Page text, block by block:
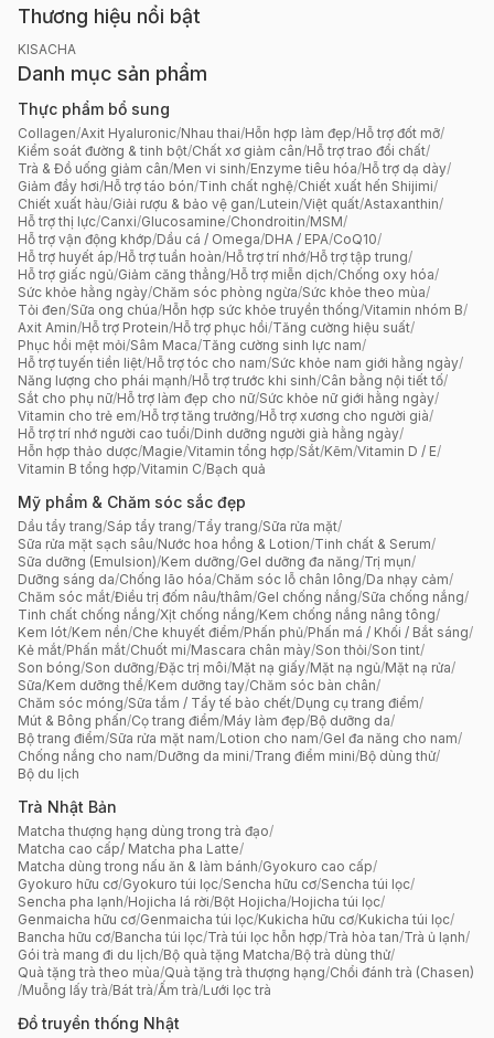
Thương hiệu nổi bật
KISACHA
Danh mục sản phẩm
Thực phẩm bổ sung
Collagen/Axit Hyaluronic/Nhau thai/Hỗn hợp làm đẹp/Hỗ trợ đốt mỡ/
Kiểm soát đường & tinh bột/Chất xơ giảm cân/Hỗ trợ trao đổi chất/
Trà & Đồ uống giảm cân/Men vi sinh/Enzyme tiêu hóa/Hỗ trợ dạ dày/
Giảm đầy hơi/Hỗ trợ táo bón/Tinh chất nghệ/Chiết xuất hến Shijimi/
Chiết xuất hàu/Giải rượu & bảo vệ gan/Lutein/Việt quất/Astaxanthin/
Hỗ trợ thị lực/Canxi/Glucosamine/Chondroitin/MSM/
Hỗ trợ vận động khớp/Dầu cá / Omega/DHA / EPA/CoQ10/
Hỗ trợ huyết áp/Hỗ trợ tuần hoàn/Hỗ trợ trí nhớ/Hỗ trợ tập trung/
Hỗ trợ giấc ngủ/Giảm căng thẳng/Hỗ trợ miễn dịch/Chống oxy hóa/
Sức khỏe hằng ngày/Chăm sóc phòng ngừa/Sức khỏe theo mùa/
Tỏi đen/Sữa ong chúa/Hỗn hợp sức khỏe truyền thống/Vitamin nhóm B/
Axit Amin/Hỗ trợ Protein/Hỗ trợ phục hồi/Tăng cường hiệu suất/
Phục hồi mệt mỏi/Sâm Maca/Tăng cường sinh lực nam/
Hỗ trợ tuyến tiền liệt/Hỗ trợ tóc cho nam/Sức khỏe nam giới hằng ngày/
Năng lượng cho phái mạnh/Hỗ trợ trước khi sinh/Cân bằng nội tiết tố/
Sắt cho phụ nữ/Hỗ trợ làm đẹp cho nữ/Sức khỏe nữ giới hằng ngày/
Vitamin cho trẻ em/Hỗ trợ tăng trưởng/Hỗ trợ xương cho người già/
Hỗ trợ trí nhớ người cao tuổi/Dinh dưỡng người già hằng ngày/
Hỗn hợp thảo dược/Magie/Vitamin tổng hợp/Sắt/Kẽm/Vitamin D / E/
Vitamin B tổng hợp/Vitamin C/Bạch quả
Mỹ phẩm & Chăm sóc sắc đẹp
Dầu tẩy trang/Sáp tẩy trang/Tẩy trang/Sữa rửa mặt/
Sữa rửa mặt sạch sâu/Nước hoa hồng & Lotion/Tinh chất & Serum/
Sữa dưỡng (Emulsion)/Kem dưỡng/Gel dưỡng đa năng/Trị mụn/
Dưỡng sáng da/Chống lão hóa/Chăm sóc lỗ chân lông/Da nhạy cảm/
Chăm sóc mắt/Điều trị đốm nâu/thâm/Gel chống nắng/Sữa chống nắng/
Tinh chất chống nắng/Xịt chống nắng/Kem chống nắng nâng tông/
Kem lót/Kem nền/Che khuyết điểm/Phấn phủ/Phấn má / Khối / Bắt sáng/
Kẻ mắt/Phấn mắt/Chuốt mi/Mascara chân mày/Son thỏi/Son tint/
Son bóng/Son dưỡng/Đặc trị môi/Mặt nạ giấy/Mặt nạ ngủ/Mặt nạ rửa/
Sữa/Kem dưỡng thể/Kem dưỡng tay/Chăm sóc bàn chân/
Chăm sóc móng/Sữa tắm / Tẩy tế bào chết/Dụng cụ trang điểm/
Mút & Bông phấn/Cọ trang điểm/Máy làm đẹp/Bộ dưỡng da/
Bộ trang điểm/Sữa rửa mặt nam/Lotion cho nam/Gel đa năng cho nam/
Chống nắng cho nam/Dưỡng da mini/Trang điểm mini/Bộ dùng thử/
Bộ du lịch
Trà Nhật Bản
Matcha thượng hạng dùng trong trà đạo/
Matcha cao cấp/ Matcha pha Latte/
Matcha dùng trong nấu ăn & làm bánh/Gyokuro cao cấp/
Gyokuro hữu cơ/Gyokuro túi lọc/Sencha hữu cơ/Sencha túi lọc/
Sencha pha lạnh/Hojicha lá rời/Bột Hojicha/Hojicha túi lọc/
Genmaicha hữu cơ/Genmaicha túi lọc/Kukicha hữu cơ/Kukicha túi lọc/
Bancha hữu cơ/Bancha túi lọc/Trà túi lọc hỗn hợp/Trà hòa tan/Trà ủ lạnh/
Gói trà mang đi du lịch/Bộ quà tặng Matcha/Bộ trà dùng thử/
Quà tặng trà theo mùa/Quà tặng trà thượng hạng/Chổi đánh trà (Chasen)
/Muỗng lấy trà/Bát trà/Ấm trà/Lưới lọc trà
Đồ truyền thống Nhật